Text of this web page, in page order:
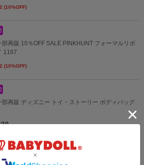
(10%OFF)
部再販 10％OFF SALE PINKHUNT フォーマルリボ
1167
(10%OFF)
部再販 ディズニー トイ・ストーリー ボディバッグ
SALE WEB限定 PUMA ロゴ総柄ボクサーパ